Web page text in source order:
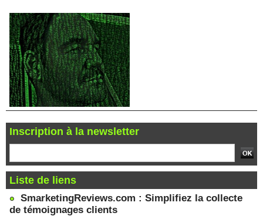
Inscription à la newsletter
Liste de liens
SmarketingReviews.com : Simplifiez la collecte
de témoignages clients